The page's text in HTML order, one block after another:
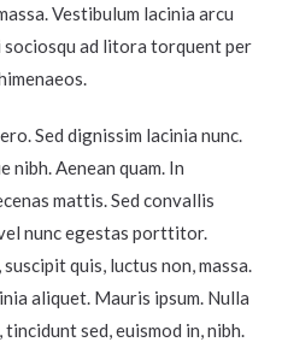
Vestibulum lacinia arcu
ad litora torquent per
Sed dignissim lacinia nunc.
Aenean quam. In
mattis. Sed convallis
nunc egestas porttitor.
quis, luctus non, massa.
aliquet. Mauris ipsum. Nulla
sed, euismod in, nibh.